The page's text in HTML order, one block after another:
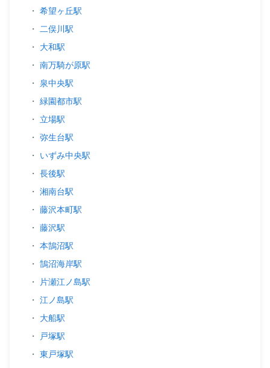
・ 希望ヶ丘駅
・
二俣川駅
・ 大和駅
・ 南万騎が原駅
・ 泉中央駅
・ 緑園都市駅
・ 立場駅
・ 弥生台駅
・ いずみ中央駅
・ 長後駅
・ 湘南台駅
・ 藤沢本町駅
・ 藤沢駅
・ 本鵠沼駅
・ 鵠沼海岸駅
・
片瀬江ノ島駅
・ 江ノ島駅
・ 大船駅
・
戸塚駅
・ 東戸塚駅